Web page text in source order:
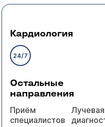
Кардиология
24/7
Остальные
направления
Приём
специалистов
Лучевая